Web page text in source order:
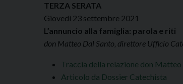
TERZA SERATA
Giovedì 23 settembre 2021
L’annuncio alla famiglia: parola e riti
don Matteo Dal Santo, direttore Ufficio
Traccia della relazione don Matteo
Articolo da Dossier Catechista